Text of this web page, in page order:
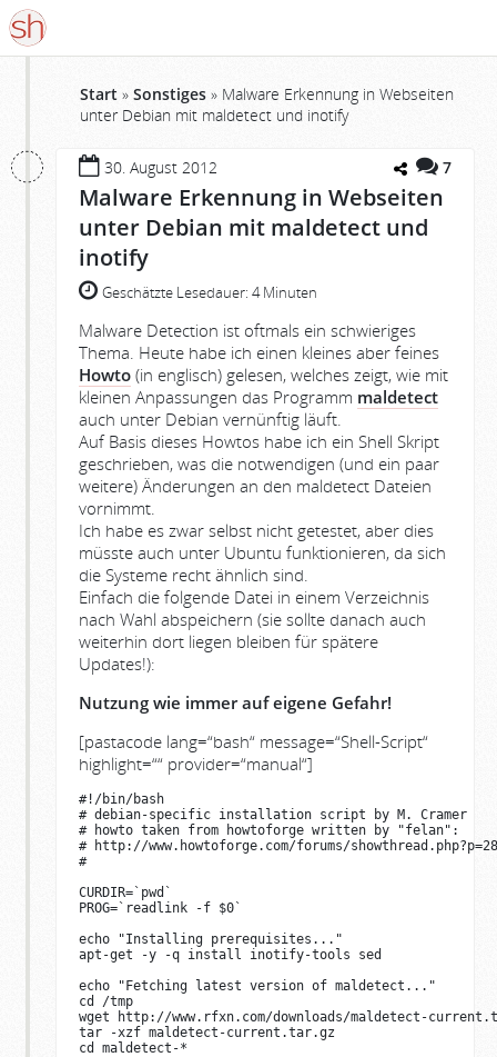
Start » Sonstiges » Malware Erkennung in Webseiten
unter Debian mit maldetect und inotify
30. August 2012 7
Malware Erkennung in Webseiten
unter Debian mit maldetect und
inotify
Geschätzte Lesedauer: 4 Minuten
Malware Detection ist oftmals ein schwieriges
Thema. Heute habe ich einen kleines aber feines
Howto (in englisch) gelesen, welches zeigt, wie mit
kleinen Anpassungen das Programm maldetect
auch unter Debian vernünftig läuft.
Auf Basis dieses Howtos habe ich ein Shell Skript
geschrieben, was die notwendigen (und ein paar
weitere) Änderungen an den maldetect Dateien
vornimmt.
Ich habe es zwar selbst nicht getestet, aber dies
müsste auch unter Ubuntu funktionieren, da sich
die Systeme recht ähnlich sind.
Einfach die folgende Datei in einem Verzeichnis
nach Wahl abspeichern (sie sollte danach auch
weiterhin dort liegen bleiben für spätere
Updates!):
Nutzung wie immer auf eigene Gefahr!
[pastacode lang=“bash“ message=“Shell-Script“
highlight=““ provider=“manual“]
#!/bin/bash
# debian-specific installation script by M. Cramer
# howto taken from howtoforge written by "felan":
# http://www.howtoforge.com/forums/
#
CURDIR=`pwd`
PROG=`readlink -f $0`
echo "Installing prerequisites..."
apt-get -y -q install inotify-tools sed
echo "Fetching latest version of maldetect..."
cd /tmp
wget http://www.rfxn.com/downloads/maldetect-
tar -xzf maldetect-current.tar.gz
cd maldetect-*